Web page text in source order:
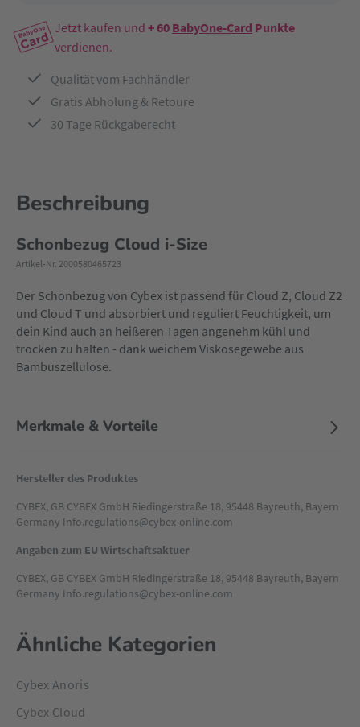
Jetzt kaufen und + 60 BabyOne-Card Punkte
verdienen.
Qualität vom Fachhändler
Gratis Abholung & Retoure
30 Tage Rückgaberecht
Beschreibung
Schonbezug Cloud i-Size
Artikel-Nr. 2000580465723
Der Schonbezug von Cybex ist passend für Cloud Z, Cloud Z2
und Cloud T und absorbiert und reguliert Feuchtigkeit, um
dein Kind auch an heißeren Tagen angenehm kühl und
trocken zu halten - dank weichem Viskosegewebe aus
Bambuszellulose.
Merkmale & Vorteile
Hersteller des Produktes
CYBEX, GB CYBEX GmbH Riedingerstraße 18, 95448 Bayreuth, Bayern
Germany Info.regulations@cybex-online.com
Angaben zum EU Wirtschaftsaktuer
CYBEX, GB CYBEX GmbH Riedingerstraße 18, 95448 Bayreuth, Bayern
Germany Info.regulations@cybex-online.com
Ähnliche Kategorien
Cybex Anoris
Cybex Cloud